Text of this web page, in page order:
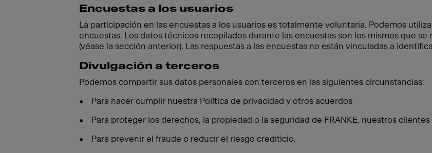
Encuestas a los usuarios
La participación en las encuestas a los usuarios es totalmente voluntaria. Podemos
encuestas. Los datos técnicos recopilados durante las encuestas son los mismos que
(véase la sección anterior). Las respuestas a las encuestas no están vinculadas a
Divulgación a terceros
Podemos compartir sus datos personales con terceros en las siguientes circunstancias:
• Para hacer cumplir nuestra Política de privacidad y otros acuerdos
• Para proteger los derechos, la propiedad o la seguridad de FRANKE, nuestros clientes
• Para prevenir el fraude o reducir el riesgo crediticio.